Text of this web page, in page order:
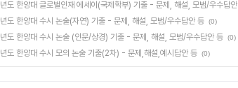
한양대 글로벌인재 에세이(국제학부) 기출 - 문제, 해설, 모범/우수답안
한양대 수시 논술(자연) 기출 - 문제, 해설, 모범/우수답안 등 (0)
한양대 수시 논술 (인문/상경) 기출 - 문제, 해설, 모범/우수답안 등 (0)
한양대 수시 모의 논술 기출(2차) - 문제,해설,예시답안 등 (0)